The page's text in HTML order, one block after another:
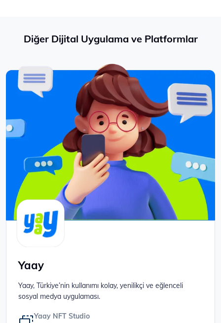
Diğer Dijital Uygulama ve Platformlar
Yaay
Yaay, Türkiye’nin kullanımı kolay, yenilikçi ve eğlenceli
sosyal medya uygulaması.
Yaay NFT Studio